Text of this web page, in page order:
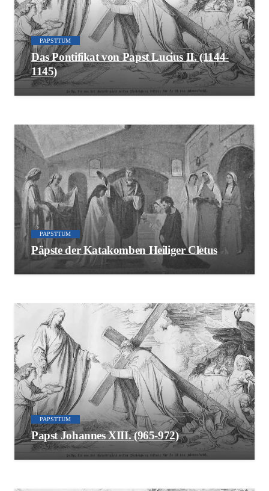
PAPSTTUM
Das Pontifikat von Papst Lucius II. (1144-
1145)
PAPSTTUM
Päpste der Katakomben Heiliger Cletus
PAPSTTUM
Papst Johannes XIII. (965-972)